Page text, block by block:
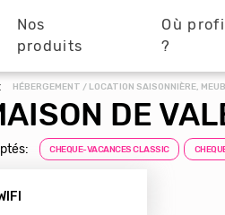
principale
Nos
produits
Où
?
HÉBERGEMENT / LOCATION SAISONNIÈRE,
DE
CHEQUE-VACANCES CLASSIC